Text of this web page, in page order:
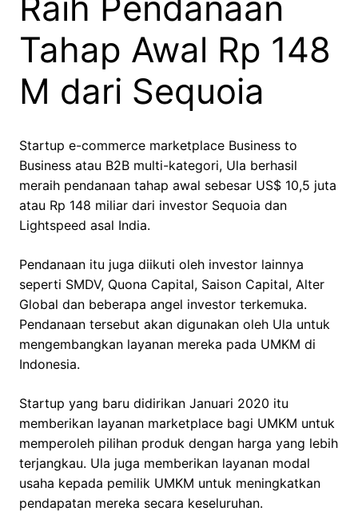
Raih Pendanaan
Tahap Awal Rp 148
M dari Sequoia
Startup e-commerce marketplace Business to
Business atau B2B multi-kategori, Ula berhasil
meraih pendanaan tahap awal sebesar US$ 10,5 juta
atau Rp 148 miliar dari investor Sequoia dan
Lightspeed asal India.
Pendanaan itu juga diikuti oleh investor lainnya
seperti SMDV, Quona Capital, Saison Capital, Alter
Global dan beberapa angel investor terkemuka.
Pendanaan tersebut akan digunakan oleh Ula untuk
mengembangkan layanan mereka pada UMKM di
Indonesia.
Startup yang baru didirikan Januari 2020 itu
memberikan layanan marketplace bagi UMKM untuk
memperoleh pilihan produk dengan harga yang lebih
terjangkau. Ula juga memberikan layanan modal
usaha kepada pemilik UMKM untuk meningkatkan
pendapatan mereka secara keseluruhan.